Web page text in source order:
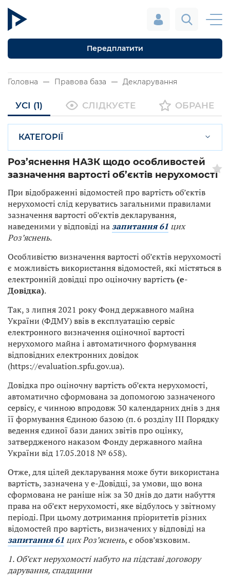
Передплатити
Головна Правова база Декларування
УСІ (1) СЛІДКУЄТЕ ОБРАНЕ
КАТЕГОРІЇ
Роз’яснення НАЗК щодо особливостей
зазначення вартості об’єктів нерухомості
При відображенні відомостей про вартість об’єктів
нерухомості слід керуватись загальними правилами
зазначення вартості об’єктів декларування,
наведеними у відповіді назапитання 61цих
Роз’яснень.
Особливістю визначення вартості об’єктів нерухомості
є можливість використання відомостей, які містяться в
електронній довідці про оціночну вартість(е-
Довідка).
Так, з липня 2021 року Фонд державного майна
України (ФДМУ) ввів в експлуатацію сервіс
електронного визначення оціночної вартості
нерухомого майна і автоматичного формування
відповідних електронних довідок
(https://evaluation.spfu.gov.ua).
Довідка про оціночну вартість об’єкта нерухомості,
автоматично сформована за допомогою зазначеного
сервісу, є чинною впродовж 30 календарних днів з дня
її формування Єдиною базою (п. 6 розділу ІІІ Порядку
ведення єдиної бази даних звітів про оцінку,
затвердженого наказом Фонду державного майна
України від 17.05.2018 № 658).
Отже, для цілей декларування може бути використана
вартість, зазначена у е-Довідці, за умови, що вона
сформована не раніше ніж за 30 днів до дати набуття
права на об’єкт нерухомості, яке відбулось у звітному
періоді. При цьому дотримання пріоритетів різних
відомостей про вартість, визначених у відповіді на
запитання 61цих Роз’яснень, є обов’язковим.
1. Об’єкт нерухомості набуто на підставі договору
дарування, спадщини